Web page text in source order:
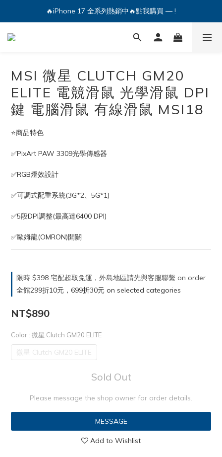
🔥iPhone 17 全系列熱銷中🔥點我購買 — !
🔥iPhone 17 全系列熱銷中🔥點我購買 — !
💕加入Q哥 Line 新好友領優惠券！🎫
MSI 微星 CLUTCH GM20
ELITE 電競滑鼠 光學滑鼠 DPI
鍵 電腦滑鼠 有線滑鼠 MSI18
⭐️商品特色
✅PixArt PAW 3309光學傳感器
✅RGB燈效設計
✅可調式配重系統(3G*2、5G*1)
✅5段DPI調整(最高達6400 DPI)
✅歐姆龍(OMRON)開關
限時 $398 宅配超取免運，外島地區請先與客服聯繫 on order
全館299折10元，699折30元 on selected categories
NT$890
Color : 微星 Clutch GM20 ELITE
微星 Clutch GM20 ELITE
Sold Out
Please message the shop owner for order details.
MESSAGE
Add to Wishlist